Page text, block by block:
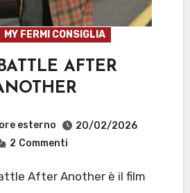
MY FERMI CONSIGLIA
AFTER
esterno
20/02/2026
2 Commenti